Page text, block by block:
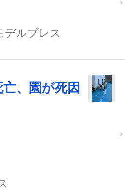
デルプレス
、園が死因